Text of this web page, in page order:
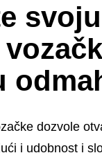
svoju
dozvole
i udobnost i